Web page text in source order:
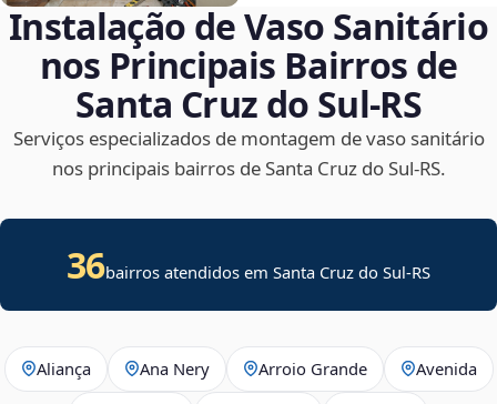
Instalação de Vaso Sanitário
nos Principais Bairros de
Santa Cruz do Sul‑RS
Serviços especializados de montagem de vaso sanitário
nos principais bairros de Santa Cruz do Sul‑RS.
36bairros atendidos em Santa Cruz do Sul-RS
Aliança Ana Nery Arroio Grande Avenida